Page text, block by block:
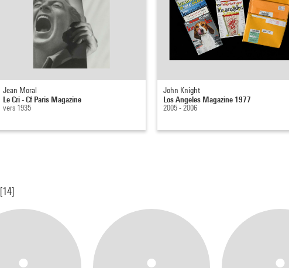
Jean Moral
Le Cri - Cf Paris Magazine
vers 1935
John Knight
Los Angeles Magazine 1977
2005 - 2006
[14]